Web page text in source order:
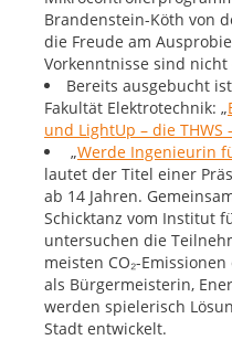
Brandenstein-Köth von
die Freude am
Vorkenntnisse sind
Bereits ausgebucht
Fakultät Elektrotechnik: „
und LightUp – die THWS
„Werde Ingenieurin
lautet der Titel einer
ab 14 Jahren.
Schicktanz vom Institut
untersuchen die
meisten CO₂-
als Bürgermeisterin,
werden spielerisch
Stadt entwickelt.